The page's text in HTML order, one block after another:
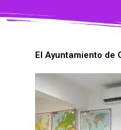
El Ayuntamiento